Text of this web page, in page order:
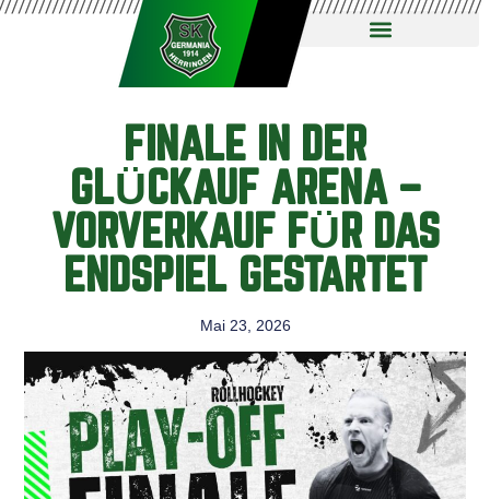
FINALE IN DER
GLÜCKAUF ARENA –
VORVERKAUF FÜR DAS
ENDSPIEL GESTARTET
Mai 23, 2026